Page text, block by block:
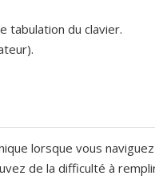
tabulation du clavier.
lorsque vous
de la difficulté à